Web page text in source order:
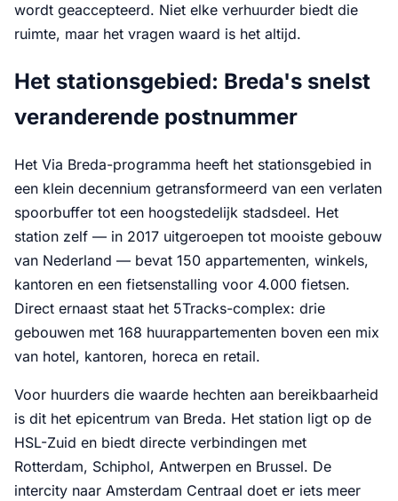
wordt geaccepteerd. Niet elke verhuurder biedt die
ruimte, maar het vragen waard is het altijd.
Het stationsgebied: Breda's snelst
veranderende postnummer
Het Via Breda-programma heeft het stationsgebied in
een klein decennium getransformeerd van een verlaten
spoorbuffer tot een hoogstedelijk stadsdeel. Het
station zelf — in 2017 uitgeroepen tot mooiste gebouw
van Nederland — bevat 150 appartementen, winkels,
kantoren en een fietsenstalling voor 4.000 fietsen.
Direct ernaast staat het 5Tracks-complex: drie
gebouwen met 168 huurappartementen boven een mix
van hotel, kantoren, horeca en retail.
Voor huurders die waarde hechten aan bereikbaarheid
is dit het epicentrum van Breda. Het station ligt op de
HSL-Zuid en biedt directe verbindingen met
Rotterdam, Schiphol, Antwerpen en Brussel. De
intercity naar Amsterdam Centraal doet er iets meer